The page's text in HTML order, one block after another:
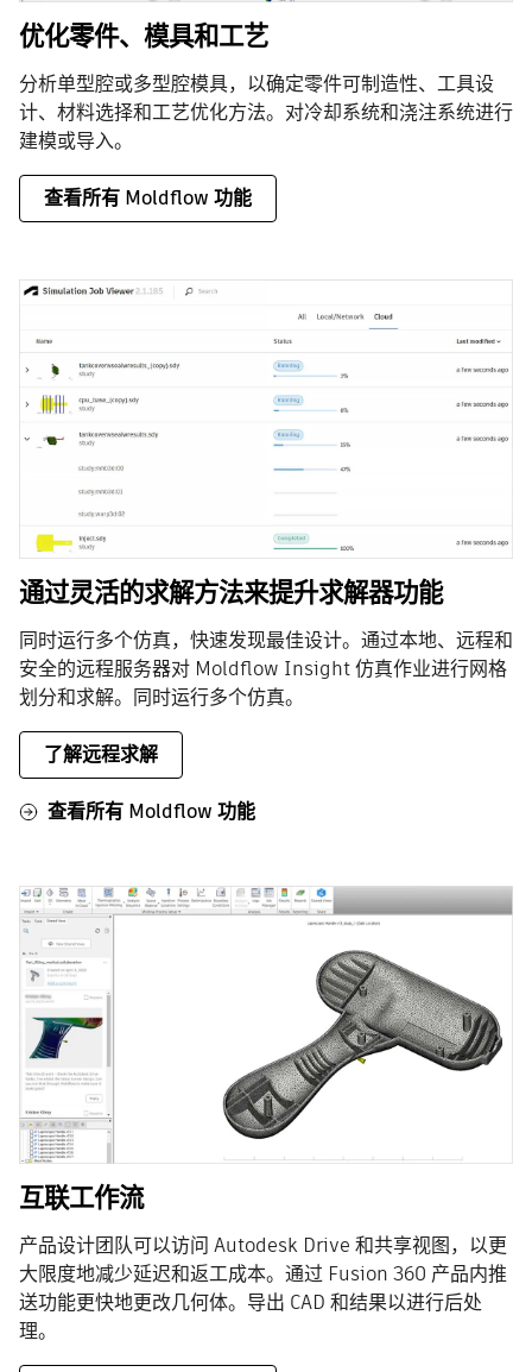
优化零件、模具和工艺
分析单型腔或多型腔模具，以确定零件可制造性、工具设
计、材料选择和工艺优化方法。对冷却系统和浇注系统进行
建模或导入。
查看所有 Moldflow 功能
通过灵活的求解方法来提升求解器功能
同时运行多个仿真，快速发现最佳设计。通过本地、远程和
安全的远程服务器对 Moldflow Insight 仿真作业进行网格
划分和求解。同时运行多个仿真。
了解远程求解
查看所有 Moldflow 功能
互联工作流
产品设计团队可以访问 Autodesk Drive 和共享视图，以更
大限度地减少延迟和返工成本。通过 Fusion 360 产品内推
送功能更快地更改几何体。导出 CAD 和结果以进行后处
理。